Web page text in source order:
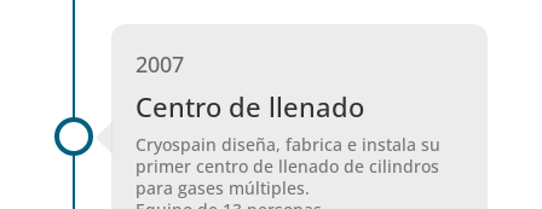
2007
Centro de llenado
Cryospain diseña, fabrica e instala su
primer centro de llenado de cilindros
para gases múltiples.